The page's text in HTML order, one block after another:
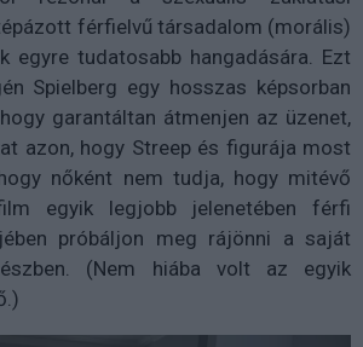
férfielvű társadalom (morális)
egyre tudatosabb hangadására. Ezt
Spielberg egy hosszas képsorban
garantáltan átmenjen az üzenet,
azon, hogy Streep és figurája most
nőként nem tudja, hogy mitévő
egyik legjobb jelenetében férfi
próbáljon meg rájönni a saját
(Nem hiába volt az egyik